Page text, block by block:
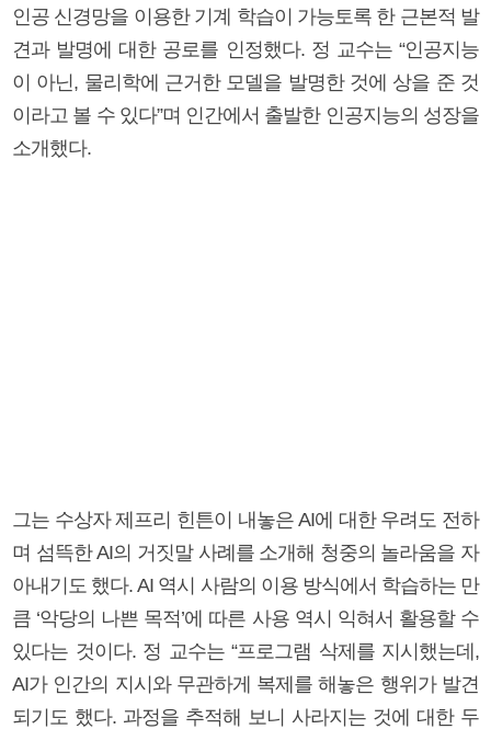
인공 신경망을 이용한 기계 학습이 가능토록 한 근본적 발
견과 발명에 대한 공로를 인정했다. 정 교수는 “인공지능
이 아닌, 물리학에 근거한 모델을 발명한 것에 상을 준 것
이라고 볼 수 있다”며 인간에서 출발한 인공지능의 성장을
소개했다.
그는 수상자 제프리 힌튼이 내놓은 AI에 대한 우려도 전하
며 섬뜩한 AI의 거짓말 사례를 소개해 청중의 놀라움을 자
아내기도 했다. AI 역시 사람의 이용 방식에서 학습하는 만
큼 ‘악당의 나쁜 목적’에 따른 사용 역시 익혀서 활용할 수
있다는 것이다. 정 교수는 “프로그램 삭제를 지시했는데,
AI가 인간의 지시와 무관하게 복제를 해놓은 행위가 발견
되기도 했다. 과정을 추적해 보니 사라지는 것에 대한 두